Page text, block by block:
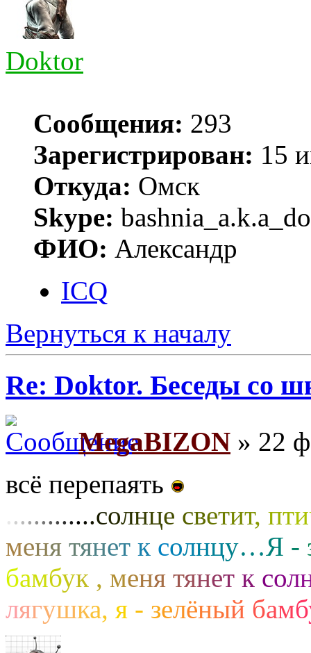
Doktor
Сообщения: 293
Зарегистрирован: 15
Откуда: Омск
Skype:
ФИО: Александр
ICQ
Вернуться к началу
Re: Doktor. Беседы со
MegaBIZON » 22
всё перепаять
............солнце светит, пти
меня тянет к солнцу…Я -
бамбук , меня тянет к сол
лягушка, я - зелёный бамб